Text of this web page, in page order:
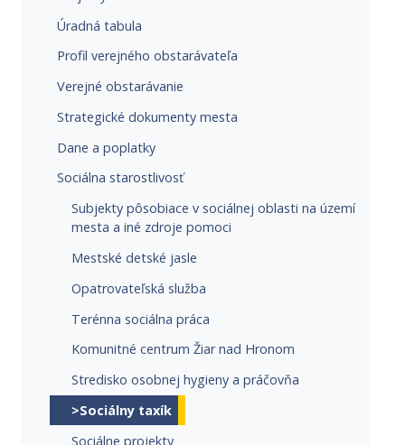
Úradná tabula
Profil verejného obstarávateľa
Verejné obstarávanie
Strategické dokumenty mesta
Dane a poplatky
Sociálna starostlivosť
Subjekty pôsobiace v sociálnej oblasti na území
mesta a iné zdroje pomoci
Mestské detské jasle
Opatrovateľská služba
Terénna sociálna práca
Komunitné centrum Žiar nad Hronom
Stredisko osobnej hygieny a práčovňa
>Sociálny taxík
Sociálne projekty